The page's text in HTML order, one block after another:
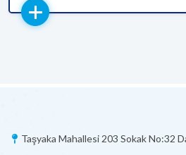
Taşyaka Mahallesi 203 Sokak No:32